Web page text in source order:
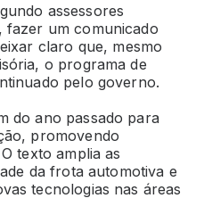
assessores
fazer um comunicado
claro que, mesmo
o programa de
pelo governo.
do ano passado para
promovendo
texto amplia as
da frota automotiva e
tecnologias nas áreas